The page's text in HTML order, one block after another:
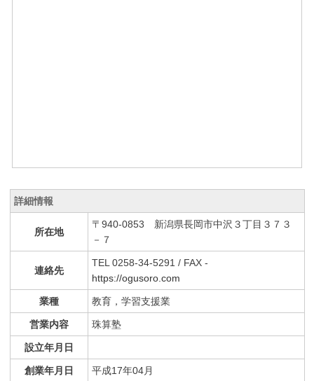
詳細情報
所在地
〒940-0853 新潟県長岡市中沢３丁目３７３
－７
連絡先
TEL 0258-34-5291 / FAX -
https://ogusoro.com
業種 教育，学習支援業
営業内容 珠算塾
設立年月日
創業年月日 平成17年04月